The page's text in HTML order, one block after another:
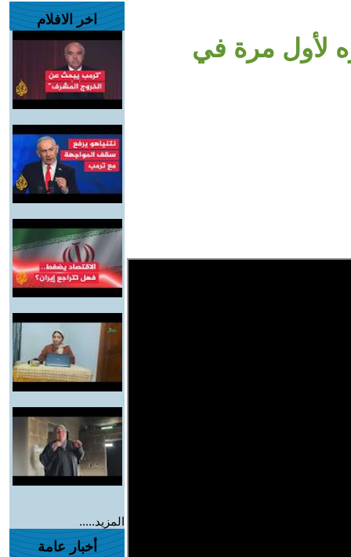
لأول مرة في
اخر الافلام
المزيد.....
أخبار عامة